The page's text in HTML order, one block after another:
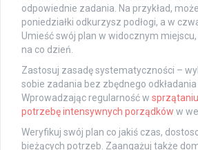
odpowiednie zadania. Na przykład,
poniedziałki odkurzysz podłogi, a w
Umieść swój plan w widocznym
na co dzień.
Zastosuj zasadę systematyczności –
sobie zadania bez zbędnego
Wprowadzając regularność w
potrzebę intensywnych porządków w
Weryfikuj swój plan co jakiś czas,
bieżących potrzeb. Zaangażuj także